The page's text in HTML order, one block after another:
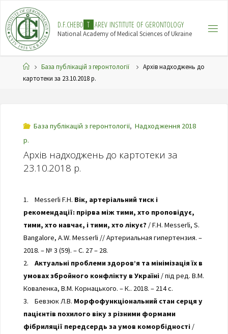
content
D.F.CHEBO T AREV INSTITUTE OF GERONTOL OGY
National Academy of Medical Sciences of Ukraine
HomeБаза публікацій з геронтології
Архів надходжень до
картотеки за 23.10.2018 р.
База публікацій з геронтології, Надходження 2018
р.
Архів надходжень до картотеки за
23.10.2018 р.
1. Messerli F.H. Вік, артеріальний тиск і
рекомендації: прірва між тими, хто проповідує,
тими, хто навчає, і тими, хто лікує? / F.H. Messerli, S.
Bangalore, A.W. Messerli // Артериальная гипертензия. –
2018. – № 3 (59). – С. 27 – 28.
2. Актуальні проблеми здоров’я та мінімізація їх в
умовах збройного конфлікту в Україні/ під ред. В.М.
Коваленка, В.М. Корнацького. – К.. 2018. – 214 с.
3. Бевзюк Л.В. Морфофункціональний стан серця у
пацієнтів похилого віку з різними формами
фібриляції передсердь за умов коморбідності/